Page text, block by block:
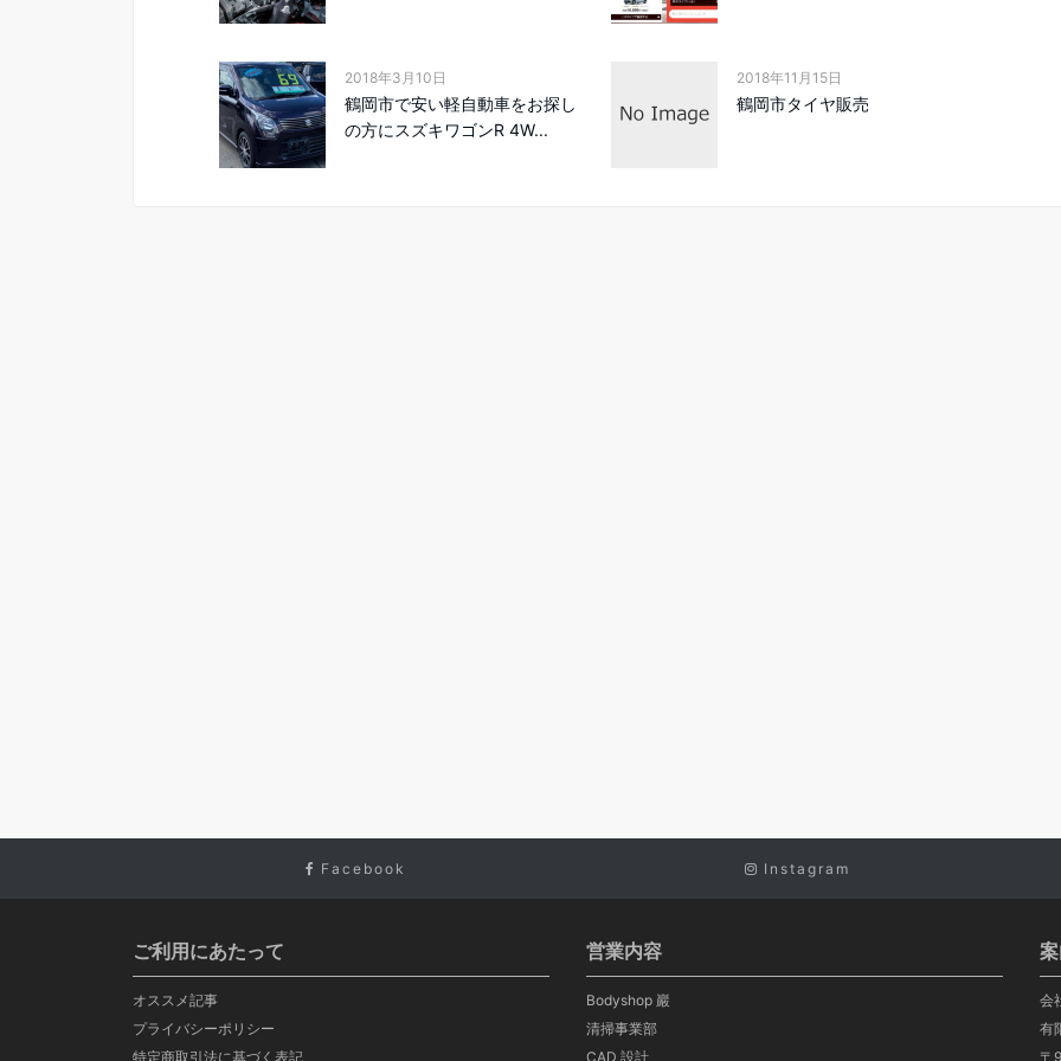
2018年3月10日
鶴岡市で安い軽自動車をお探し
の方にスズキワゴンR 4W...
2018年11月15日
鶴岡市タイヤ販売
Facebook Instagram
ご利用にあたって
オススメ記事
プライバシーポリシー
特定商取引法に基づく表記
営業内容
Bodyshop 巖
清掃事業部
CAD 設計
会
有
〒